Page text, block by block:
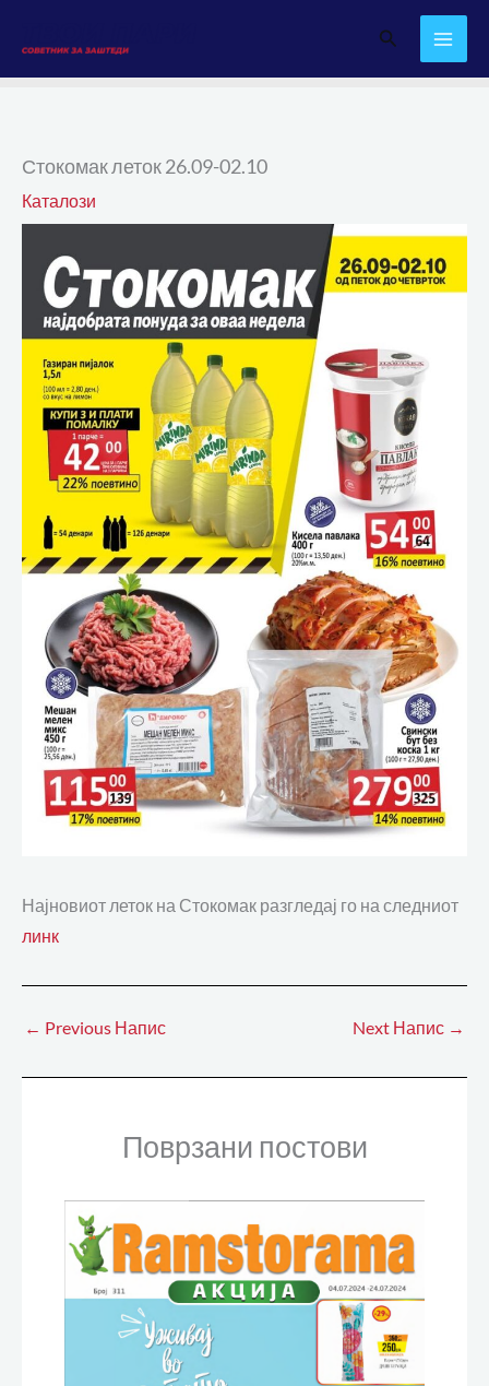
content
Search
Стокомак леток 26.09-02.10
Каталози
Најновиот леток на Стокомак разгледај го на следниот
линк
← Previous Напис Next Напис →
Поврзани постови